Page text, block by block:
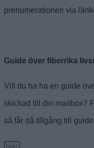
prenumerationen via
Guide över fiberrika
Vill du ha ha en guide
skickad till din mailbox?
så får då tillgång till